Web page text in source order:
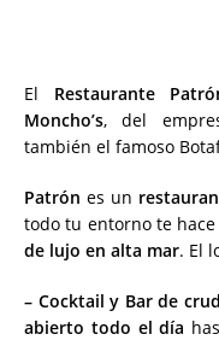
El Restaurante
Moncho’s, del
también el famoso
Patrón es un
todo tu entorno te
de lujo en alta mar. El
– Cocktail y Bar de
abierto todo el día